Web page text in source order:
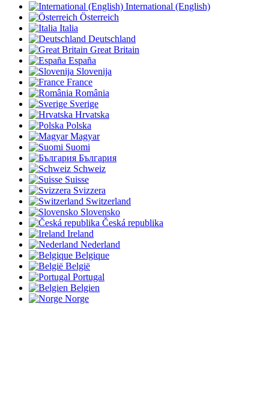
International (English)
Österreich
Italia
Deutschland
Great Britain
España
Slovenija
France
România
Sverige
Hrvatska
Polska
Magyar
Suomi
България
Schweiz
Suisse
Svizzera
Switzerland
Slovensko
Česká republika
Ireland
Nederland
Belgique
België
Portugal
Belgien
Norge